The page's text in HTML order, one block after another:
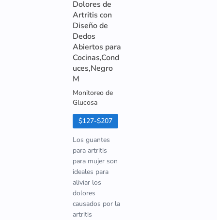
Dolores de
Artritis con
Diseño de
Dedos
Abiertos para
Cocinas,Cond
uces,Negro
M
Monitoreo de
Glucosa
$127-$207
Los guantes
para artritis
para mujer son
ideales para
aliviar los
dolores
causados por la
artritis